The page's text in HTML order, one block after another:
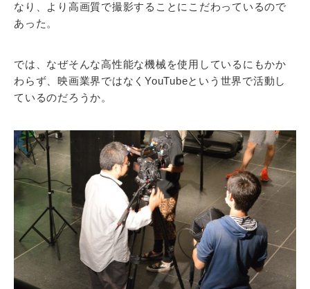
なり、より高画質で撮影することにこだわっているので
あった。
では、なぜそんな高性能な機械を使用しているにもかか
わらず、映画業界ではなくYouTubeという世界で活動し
ているのだろうか。